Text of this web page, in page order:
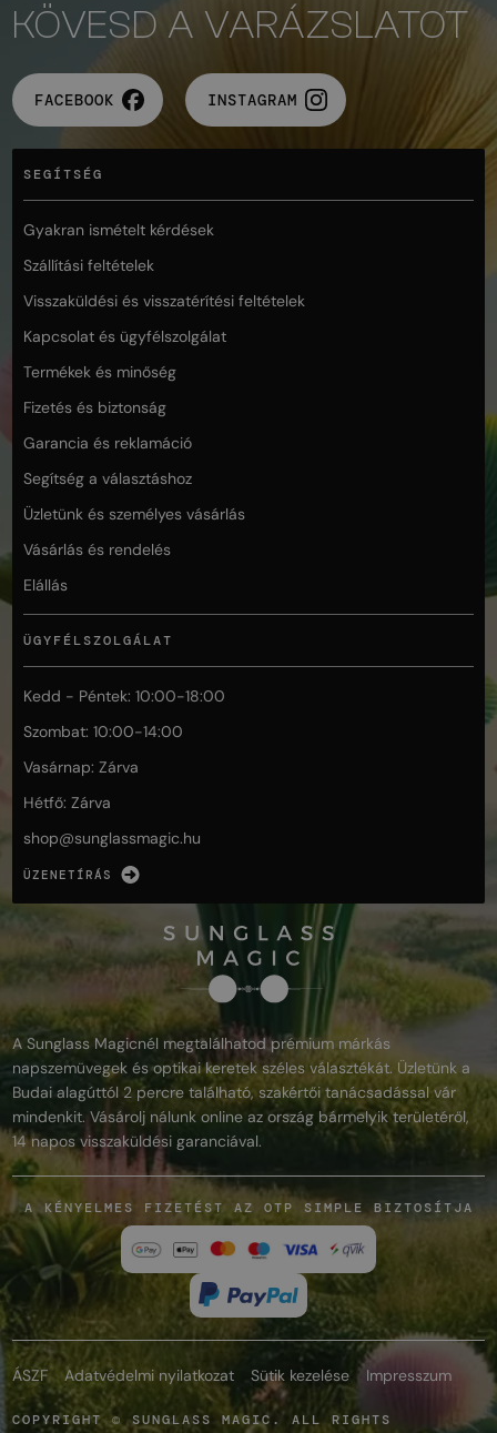
KÖVESD A VARÁZSLATOT
FACEBOOK INSTAGRAM
SEGÍTSÉG
Gyakran ismételt kérdések
Szállítási feltételek
Visszaküldési és visszatérítési feltételek
Kapcsolat és ügyfélszolgálat
Termékek és minőség
Fizetés és biztonság
Garancia és reklamáció
Segítség a választáshoz
Üzletünk és személyes vásárlás
Vásárlás és rendelés
Elállás
ÜGYFÉLSZOLGÁLAT
Kedd - Péntek: 10:00-18:00
Szombat: 10:00-14:00
Vasárnap: Zárva
Hétfő: Zárva
shop@sunglassmagic.hu
ÜZENETÍRÁS
A Sunglass Magicnél megtalálhatod prémium márkás
napszemüvegek és optikai keretek széles választékát. Üzletünk a
Budai alagúttól 2 percre található, szakértői tanácsadással vár
mindenkit. Vásárolj nálunk online az ország bármelyik területéről,
14 napos visszaküldési garanciával.
A KÉNYELMES FIZETÉST AZ OTP SIMPLE BIZTOSÍTJA
ÁSZF Adatvédelmi nyilatkozat Sütik kezelése Impresszum
COPYRIGHT © SUNGLASS MAGIC. ALL RIGHTS